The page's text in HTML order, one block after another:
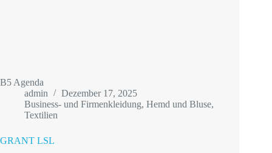
B5 Agenda
admin
Dezember 17, 2025
Business- und Firmenkleidung, Hemd und Bluse,
Textilien
GRANT LSL